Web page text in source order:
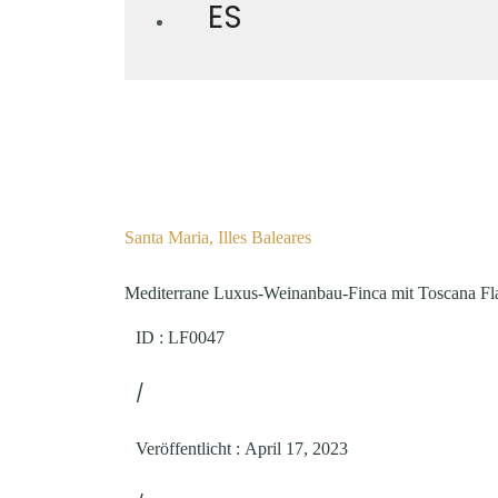
ES
Santa Maria, Illes Baleares
Mediterrane Luxus-Weinanbau-Finca mit Toscana
ID : LF0047
/
Veröffentlicht : April 17, 2023